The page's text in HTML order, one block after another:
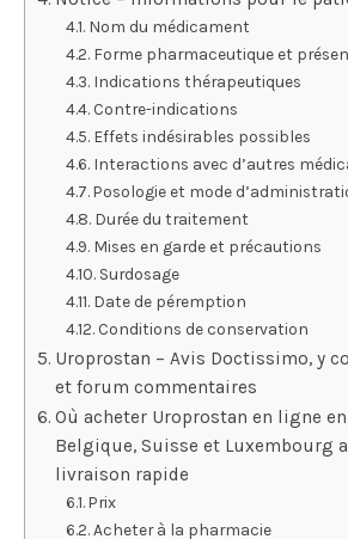
Nom du médicament
Forme pharmaceutique et
Indications thérapeutiques
Contre-indications
Effets indésirables possibles
Interactions avec d’autres
Posologie et mode
Durée du traitement
Mises en garde et précautions
Surdosage
Date de péremption
Conditions de conservation
Uroprostan – Avis Doctissimo, y
et forum commentaires
Où acheter Uroprostan en ligne en
Belgique, Suisse et Luxembourg
livraison rapide
Prix
Acheter à la pharmacie